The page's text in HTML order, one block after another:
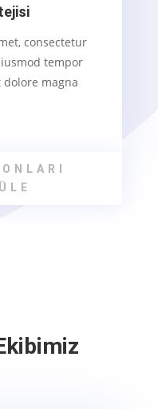
consectetur
tempor
magna